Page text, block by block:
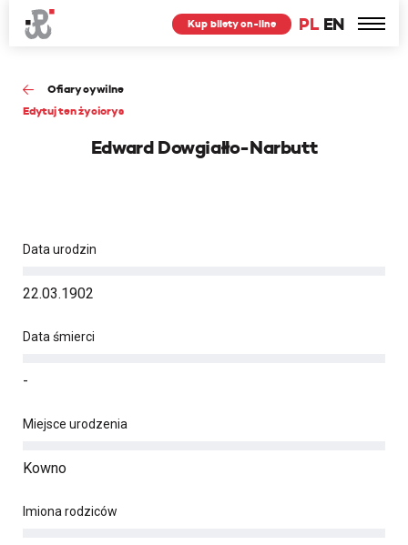
PL EN
Kup bilety on-line
Ofiary cywilne
Edytuj ten życiorys
Edward Dowgiałło-Narbutt
Data urodzin
22.03.1902
Data śmierci
-
Miejsce urodzenia
Kowno
Imiona rodziców